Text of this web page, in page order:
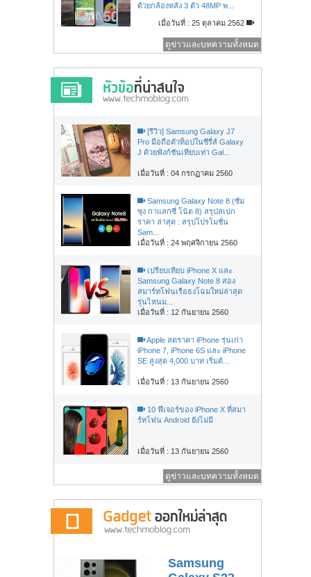
ด้วยกล้องหลัง 3 ตัว 48MP พ...
เมื่อวันที่ : 25 ตุลาคม 2562
ดูข่าวและบทความทั้งหมด
[รีวิว] Samsung Galaxy J7
Pro มือถือตัวท็อปในซีรี่ส์ Galaxy
J ด้วยฟังก์ชันเทียบเท่า Gal...
เมื่อวันที่ : 04 กรกฏาคม 2560
Samsung Galaxy Note 8 (ซัม
ซุง กาแลกซี่ โน้ต 8) สรุปสเปก
ราคา ล่าสุด : สรุปโปรโมชั่น
Sam...
เมื่อวันที่ : 24 พฤศจิกายน 2560
เปรียบเทียบ iPhone X และ
Samsung Galaxy Note 8 สอง
สมาร์ทโฟนเรือธงโฉมใหม่ล่าสุด
รุ่นไหนม...
เมื่อวันที่ : 12 กันยายน 2560
Apple ลดราคา iPhone รุ่นเก่า
iPhone 7, iPhone 6S และ iPhone
SE สูงสุด 4,000 บาท เริ่มต้...
เมื่อวันที่ : 13 กันยายน 2560
10 ฟีเจอร์ของ iPhone X ที่สมา
ร์ทโฟน Android ยังไม่มี
เมื่อวันที่ : 13 กันยายน 2560
ดูข่าวและบทความทั้งหมด
Samsung